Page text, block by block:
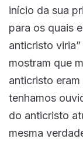
início da sua
para os quais
anticristo
mostram que
anticristo
tenhamos
do anticristo
mesma